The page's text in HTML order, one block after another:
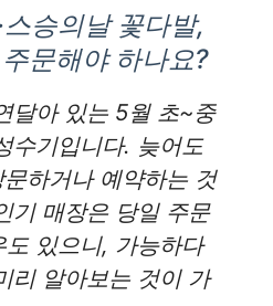
승의날 꽃다발,
문해야 하나요?
달아 있는 5월 초~중
수기입니다. 늦어도
하거나 예약하는 것
기 매장은 당일 주문
있으니, 가능하다
리 알아보는 것이 가